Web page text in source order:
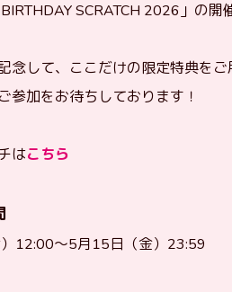
BIRTHDAY SCRATCH 2026」の開
念して、ここだけの限定特典をご
参加をお待ちしております！
はこちら
12:00～5月15日（金）23:59